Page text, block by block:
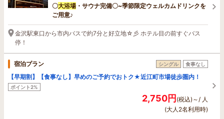
〇大浴場 ・サウナ完備〇~季節限定ウェルカムドリンクを
ご用意♪
金沢駅東口から市内バスで約7分と好立地☆彡 ホテル目の前すぐバス
停！
宿泊プラン シングル 食事なし
【早期割】【食事なし】早めのご予約でおトク★近江町市場徒歩圏内！
ポイント2%
2,750円(税込)～/ 人
(大人2名利用時)